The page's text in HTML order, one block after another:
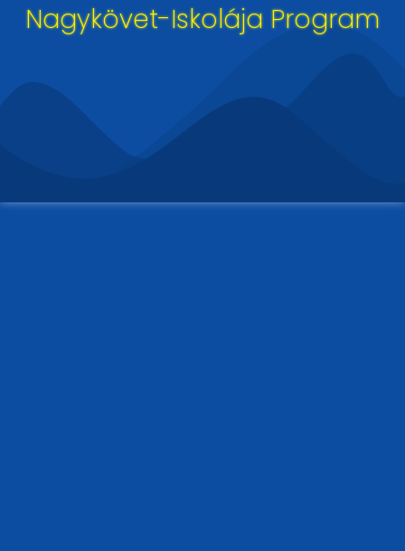
Nagykövet-Iskolája Program